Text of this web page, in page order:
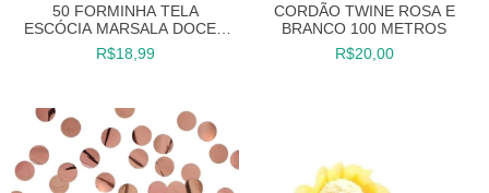
50 FORMINHA TELA
ESCÓCIA MARSALA DOCES
FINOS FESTAS
R$18,99
CORDÃO TWINE ROSA E
BRANCO 100 METROS
R$20,00